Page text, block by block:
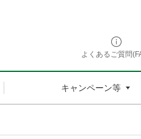
よくあるご質問
キャンペーン等